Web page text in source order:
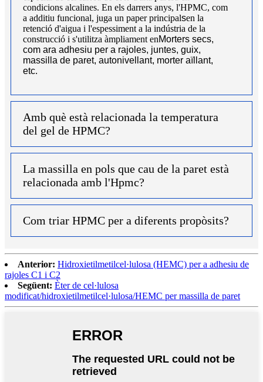
condicions alcalines. En els darrers anys, l'HPMC, com
a additiu funcional, juga un paper principalsen la
retenció d'aigua i l'espessiment a la indústria de la
construcció i s'utilitza àmpliament enMorters secs,
com ara adhesiu per a rajoles, juntes, guix,
massilla de paret, autonivellant, morter aïllant,
etc.
Amb què està relacionada la temperatura
del gel de HPMC?
La massilla en pols que cau de la paret està
relacionada amb l'Hpmc?
Com triar HPMC per a diferents propòsits?
Anterior: Hidroxietilmetilcel·lulosa (HEMC) per a adhesiu de
rajoles C1 i C2
Següent: Èter de cel·lulosa
modificat/hidroxietilmetilcel·lulosa/HEMC per massilla de paret